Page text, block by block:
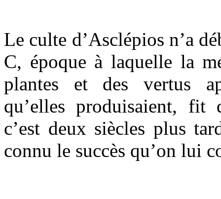
Le culte d’Asclépios n’a
C, époque à laquelle la
plantes et des vertus
qu’elles produisaient, fit
c’est deux siècles plus
connu le succès qu’on lui